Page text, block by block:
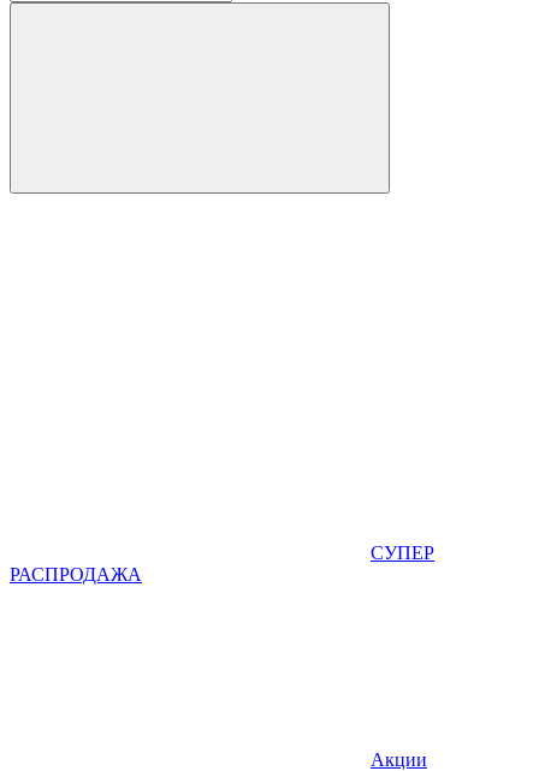
СУПЕР
РАСПРОДАЖА
Акции